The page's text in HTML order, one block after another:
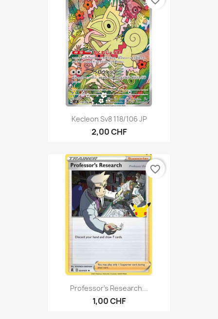
Kecleon Sv8 118/106 JP
2,00 CHF
Professor's Research...
1,00 CHF
favorite_border